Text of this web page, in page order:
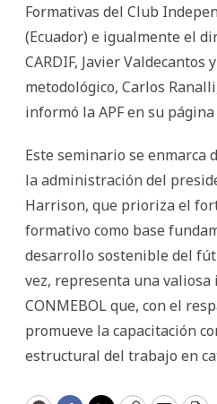
Formativas del Club
(Ecuador) e igualmente el
CARDIF, Javier Valdecantos
metodológico, Carlos
informó la APF en su
Este seminario se enmarca
la administración del
Harrison, que prioriza el
formativo como base
desarrollo sostenible del
vez, representa una
CONMEBOL que, con el
promueve la capacitación
estructural del trabajo en